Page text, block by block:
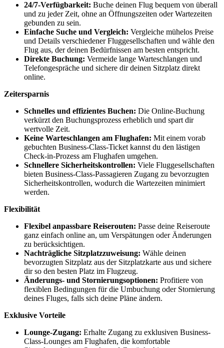
24/7-Verfügbarkeit: Buche deinen Flug bequem von überall
und zu jeder Zeit, ohne an Öffnungszeiten oder Wartezeiten
gebunden zu sein.
Einfache Suche und Vergleich: Vergleiche mühelos Preise
und Details verschiedener Fluggesellschaften und wähle den
Flug aus, der deinen Bedürfnissen am besten entspricht.
Direkte Buchung: Vermeide lange Warteschlangen und
Telefongespräche und sichere dir deinen Sitzplatz direkt
online.
Zeitersparnis
Schnelles und effizientes Buchen: Die Online-Buchung
verkürzt den Buchungsprozess erheblich und spart dir
wertvolle Zeit.
Keine Warteschlangen am Flughafen: Mit einem vorab
gebuchten Business-Class-Ticket kannst du den lästigen
Check-in-Prozess am Flughafen umgehen.
Schnellere Sicherheitskontrollen: Viele Fluggesellschaften
bieten Business-Class-Passagieren Zugang zu bevorzugten
Sicherheitskontrollen, wodurch die Wartezeiten minimiert
werden.
Flexibilität
Flexibel anpassbare Reiserouten: Passe deine Reiseroute
ganz einfach online an, um Verspätungen oder Änderungen
zu berücksichtigen.
Nachträgliche Sitzplatzzuweisung: Wähle deinen
bevorzugten Sitzplatz aus der Sitzplatzkarte aus und sichere
dir so den besten Platz im Flugzeug.
Änderungs- und Stornierungsoptionen: Profitiere von
flexiblen Bedingungen für die Umbuchung oder Stornierung
deines Fluges, falls sich deine Pläne ändern.
Exklusive Vorteile
Lounge-Zugang: Erhalte Zugang zu exklusiven Business-
Class-Lounges am Flughafen, die komfortable